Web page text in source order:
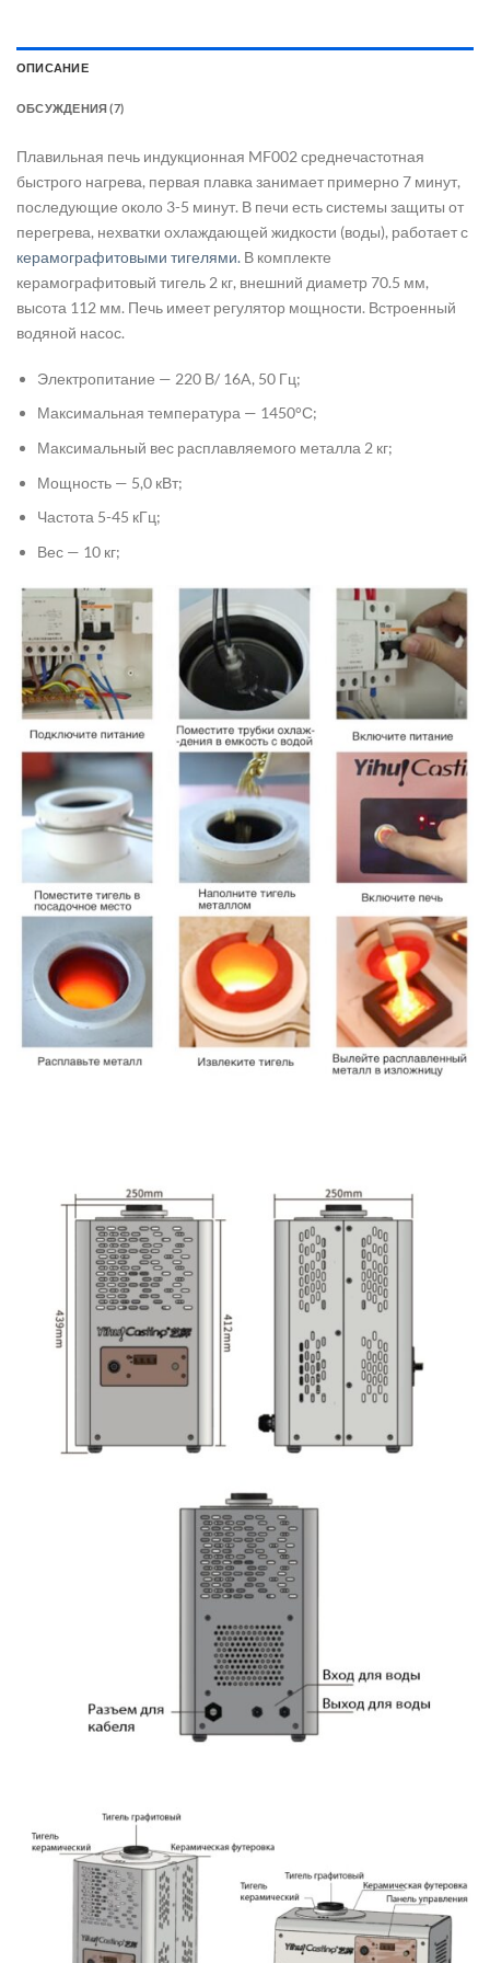
ОПИСАНИЕ
ОБСУЖДЕНИЯ (7)
Плавильная печь индукционная MF002 среднечастотная
быстрого нагрева, первая плавка занимает примерно 7 минут,
последующие около 3-5 минут. В печи есть системы защиты от
перегрева, нехватки охлаждающей жидкости (воды), работает с
керамографитовыми тигелями. В комплекте
керамографитовый тигель 2 кг, внешний диаметр 70.5 мм,
высота 112 мм. Печь имеет регулятор мощности. Встроенный
водяной насос.
Электропитание — 220 В/ 16A, 50 Гц;
Максимальная температура — 1450°С;
Максимальный вес расплавляемого металла 2 кг;
Мощность — 5,0 кВт;
Частота 5-45 кГц;
Вес — 10 кг;